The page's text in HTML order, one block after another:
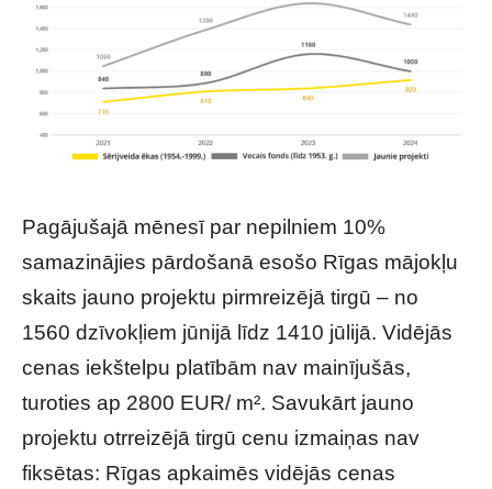
Pagājušajā mēnesī par nepilniem 10%
samazinājies pārdošanā esošo Rīgas mājokļu
skaits jauno projektu pirmreizējā tirgū – no
1560 dzīvokļiem jūnijā līdz 1410 jūlijā. Vidējās
cenas iekštelpu platībām nav mainījušās,
turoties ap 2800 EUR/ m². Savukārt jauno
projektu otrreizējā tirgū cenu izmaiņas nav
fiksētas: Rīgas apkaimēs vidējās cenas